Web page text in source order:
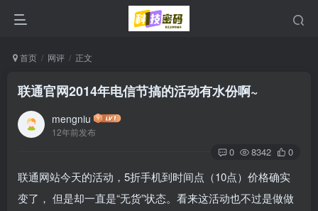
首页 网评 正文
联通官网2014年电信节搞的活动有水份啊~
mengniu
12年前发布
0 8342 0
联通网站今天的活动，5折手机到时间点（10点）价格确实
变了， 但是却一直是“无货”状态。看来这活动也不过是做做